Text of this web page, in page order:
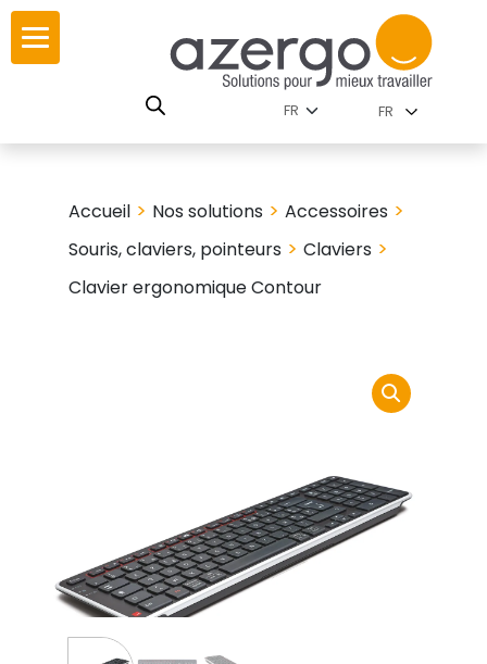
Skip
content
par famille
Vie
Azergo
FR
Accueil > Nos solutions >Accessoires >
Souris, claviers, pointeurs >Claviers >
Clavier ergonomique Contour